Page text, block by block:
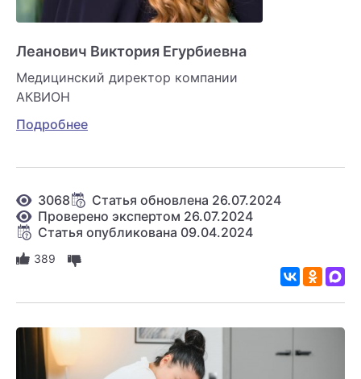
Леанович Виктория Егурбиевна
Медицинский директор компании
АКВИОН
Подробнее
3068
Статья обновлена 26.07.2024
Проверено экспертом 26.07.2024
Статья опубликована 09.04.2024
389